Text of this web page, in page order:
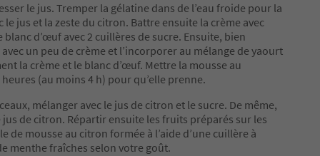
le jus. Tremper la gélatine dans de l’eau froide pour la
jus et la zeste du citron. Battre ensuite la crème avec
d’œuf avec 2 cuillères de sucre. Ensuite, bien
un peu de crème et l’incorporer au mélange de yaourt
la crème et le blanc d’œuf. Mettre la mousse au
(au moins 4 h) pour qu’elle prenne.
mélanger avec le jus de citron et le sucre. De même,
de citron. Répartir ensuite les fruits préparés sur les
de mousse au citron formée à l’aide d’une cuillère à
menthe fraîches selon votre goût.